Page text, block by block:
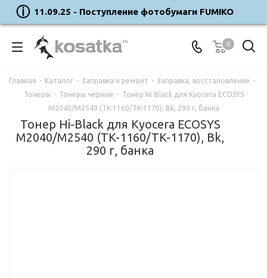
11.09.25 - Поступление фотобумаги FUMIKO
0
Главная - Каталог - Заправка и ремонт - Заправка, восстановление -
Тонеры - Тонеры черные - Тонер Hi-Black для Kyocera ECOSYS
M2040/M2540 (TK-1160/TK-1170), Bk, 290 г, банка
Тонер Hi-Black для Kyocera ECOSYS
M2040/M2540 (TK-1160/TK-1170), Bk,
290 г, банка